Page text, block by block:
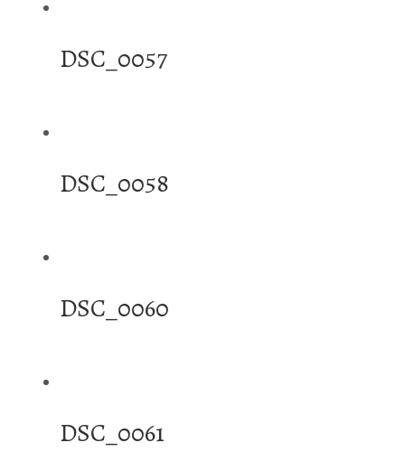
DSC_0057
DSC_0058
DSC_0060
DSC_0061